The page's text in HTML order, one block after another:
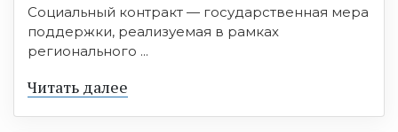
Социальный контракт — государственная мера
поддержки, реализуемая в рамках
регионального ...
Читать далее